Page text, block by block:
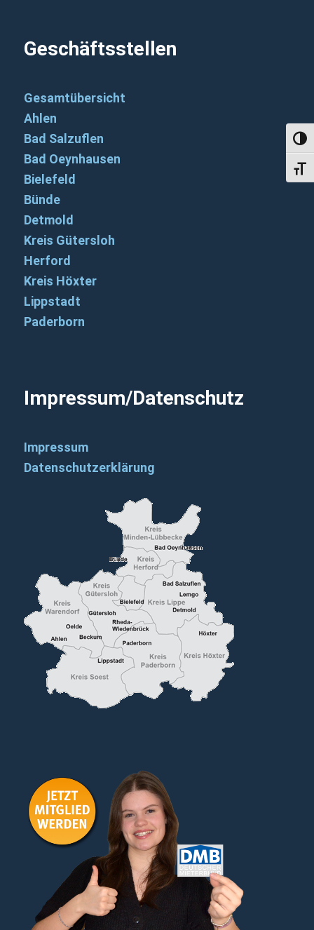
Geschäftsstellen
Gesamtübersicht
Ahlen
Bad Salzuflen
Bad Oeynhausen
Bielefeld
Bünde
Detmold
Kreis Gütersloh
Herford
Kreis Höxter
Lippstadt
Paderborn
Impressum/Datenschutz
Impressum
Datenschutzerklärung